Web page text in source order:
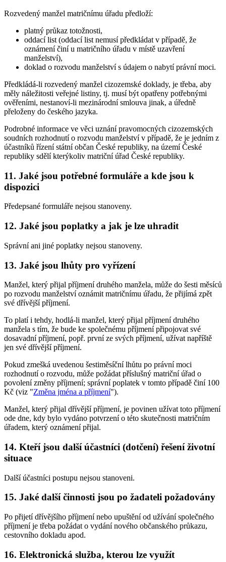
Rozvedený manžel matričnímu úřadu předloží:
platný průkaz totožnosti,
oddací list (oddací list nemusí předkládat v případě, že
oznámení činí u matričního úřadu v místě uzavření
manželství),
doklad o rozvodu manželství s údajem o nabytí právní moci.
Předkládá-li rozvedený manžel cizozemské doklady, je třeba, aby
měly náležitosti veřejné listiny, tj. musí být opatřeny potřebnými
ověřeními, nestanoví-li mezinárodní smlouva jinak, a úředně
přeloženy do českého jazyka.
Podrobné informace ve věci uznání pravomocných cizozemských
soudních rozhodnutí o rozvodu manželství v případě, že je jedním z
účastníků řízení státní občan České republiky, na území České
republiky sdělí kterýkoliv matriční úřad České republiky.
11. Jaké jsou potřebné formuláře a kde jsou k
dispozici
Předepsané formuláře nejsou stanoveny.
12. Jaké jsou poplatky a jak je lze uhradit
Správní ani jiné poplatky nejsou stanoveny.
13. Jaké jsou lhůty pro vyřízení
Manžel, který přijal příjmení druhého manžela, může do šesti měsíců
po rozvodu manželství oznámit matričnímu úřadu, že přijímá zpět
své dřívější příjmení.
To platí i tehdy, hodlá-li manžel, který přijal příjmení druhého
manžela s tím, že bude ke společnému příjmení připojovat své
dosavadní příjmení, popř. první ze svých příjmení, užívat napříště
jen své dřívější příjmení.
Pokud zmešká uvedenou šestiměsíční lhůtu po právní moci
rozhodnutí o rozvodu, může požádat příslušný matriční úřad o
povolení změny příjmení; správní poplatek v tomto případě činí 100
Kč (viz "Změna jména a příjmení").
Manžel, který přijal dřívější příjmení, je povinen užívat toto příjmení
ode dne, kdy bylo vydáno potvrzení o této skutečnosti matričním
úřadem, který oznámení přijal.
14. Kteří jsou další účastníci (dotčení) řešení životní
situace
Další účastníci postupu nejsou stanoveni.
15. Jaké další činnosti jsou po žadateli požadovány
Po přijetí dřívějšího příjmení nebo upuštění od užívání společného
příjmení je třeba požádat o vydání nového občanského průkazu,
cestovního dokladu apod.
16. Elektronická služba, kterou lze využít